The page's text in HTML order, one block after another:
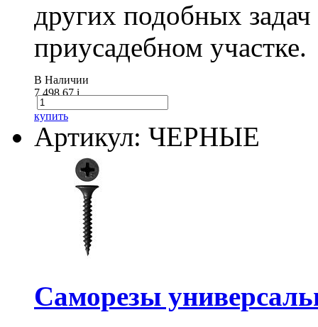
других подобных
приусадебном участке.
В Наличии
7 498.67i
купить
Артикул: ЧЕРНЫЕ
Саморезы